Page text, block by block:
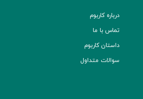
درباره کاربوم
تماس با ما
داستان کاربوم
سوالات متداول